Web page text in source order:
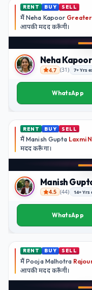
RENT BUY SELL
मैंNeha Kapoor Greater
आपकी मदद करूँगी।
Neha Kapoor
Neha Kapoor
4.7 (31) 7+ Yrs
WhatsApp
RENT BUY SELL
मैंManish Gupta Laxmi
मददकरूँगा।
Manish Gupta
Manish
4.5 (44) 14+
WhatsApp
RENT BUY SELL
मैंPooja Malhotra
आपकी मदद करूँगी।